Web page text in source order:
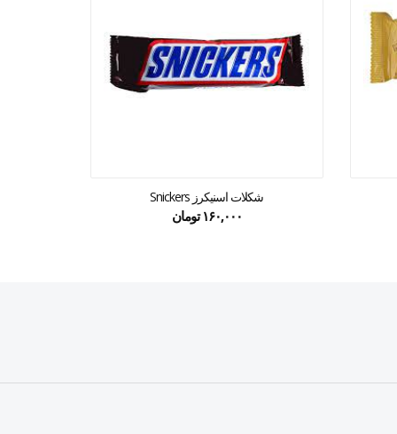
شکلات اسنیکرز Snickers
۱۶۰,۰۰۰ تومان